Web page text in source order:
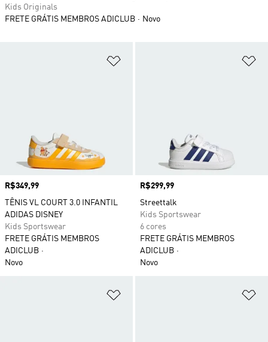
Preço
R$349,99
TÊNIS VL COURT 3.0 INFANTIL
ADIDAS DISNEY
Kids Sportswear
FRETE GRÁTIS MEMBROS
ADICLUB
Novo
Preço
R$299,99
Streettalk
Kids Sportswear
6 cores
FRETE GRÁTIS MEMBROS
ADICLUB
Novo
Kids Originals
FRETE GRÁTIS MEMBROS ADICLUB
Novo